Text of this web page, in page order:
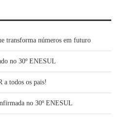
transforma números em futuro
no 30º ENESUL
a todos os pais!
no 30º ENESUL